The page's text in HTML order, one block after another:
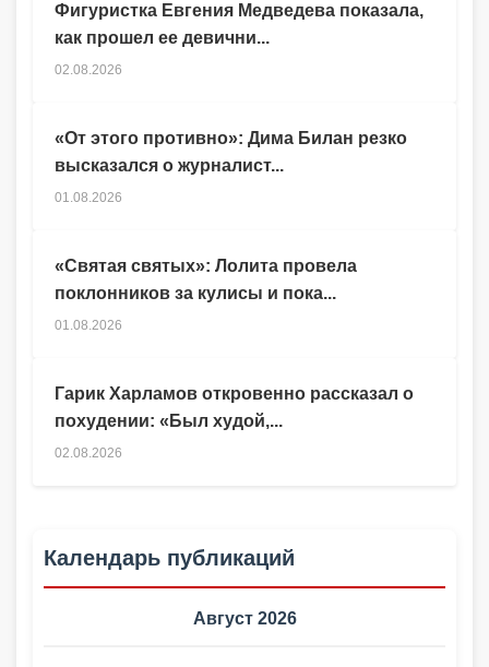
Гарик Харламов откровенно рассказал о
похудении: «Был худой,...
02.08.2026
Фигуристка Евгения Медведева показала,
как прошел ее девични...
02.08.2026
«От этого противно»: Дима Билан резко
высказался о журналист...
01.08.2026
«Святая святых»: Лолита провела
поклонников за кулисы и пока...
01.08.2026
Календарь публикаций
Август 2026